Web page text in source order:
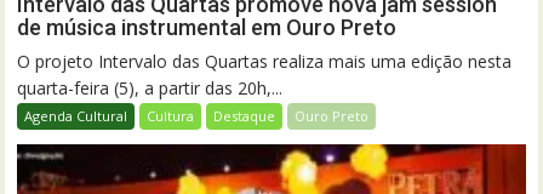
de música instrumental em Ouro Preto
O projeto Intervalo das Quartas realiza mais uma edição nesta
quarta-feira (5), a partir das 20h,...
Agenda Cultural Cultura Destaque Ouro Preto